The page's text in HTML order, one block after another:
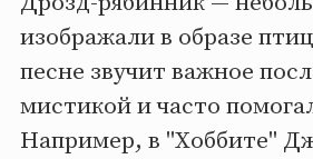
изображали в образе
песне звучит важное
мистикой и часто
Например, в "Хоббите"